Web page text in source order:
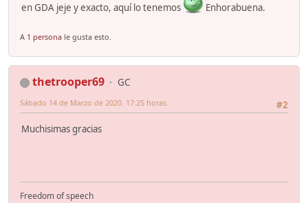
en GDA jeje y exacto, aquí lo tenemos
Enhorabuena.
A 1 persona le gusta esto.
thetrooper69
GC
#2
Sábado 14 de Marzo de 2020. 17:25 horas.
Muchisimas gracias
Freedom of speech